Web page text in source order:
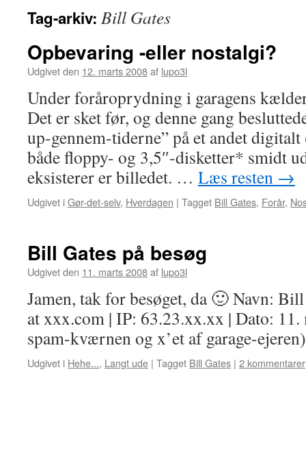
Tag-arkiv: Bill Gates
Opbevaring -eller nostalgi?
Udgivet den 12. marts 2008af lupo3l
Under foråroprydning i garagens
Det er sket før, og denne gang
up-gennem-tiderne” på et andet
både floppy- og 3,5″-disketter* smidt
eksisterer er billedet. … Læs resten →
Udgivet iGør-det-selv, Hverdagen | Tagget Bill Gates, Forår,
Bill Gates på besøg
Udgivet den 11. marts 2008af lupo3l
Jamen, tak for besøget, da 🙂 Navn:
at xxx.com | IP: 63.23.xx.xx | Dato:
spam-kværnen og x’et af garage-ejeren)
Udgivet i Hehe..., Langt ude | Tagget Bill Gates | 2 kommentarer